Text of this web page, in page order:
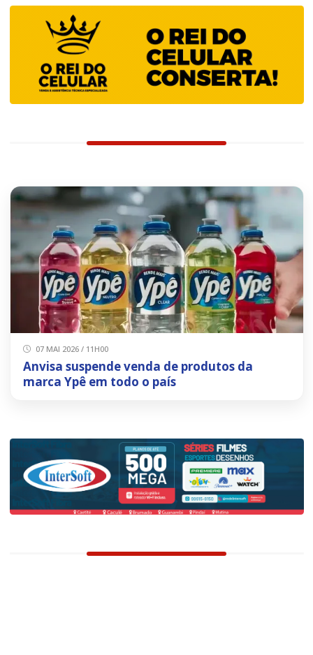
07 MAI 2026 / 11H00
Anvisa suspende venda de produtos da
marca Ypê em todo o país